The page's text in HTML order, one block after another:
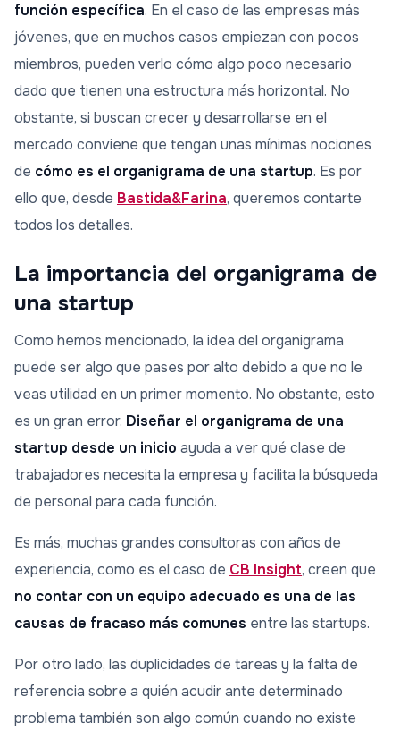
función específica. En el caso de las empresas más
jóvenes, que en muchos casos empiezan con pocos
miembros, pueden verlo cómo algo poco necesario
dado que tienen una estructura más horizontal. No
obstante, si buscan crecer y desarrollarse en el
mercado conviene que tengan unas mínimas nociones
de cómo es el organigrama de una startup. Es por
ello que, desde Bastida&Farina, queremos contarte
todos los detalles.
La importancia del organigrama de
una startup
Como hemos mencionado, la idea del organigrama
puede ser algo que pases por alto debido a que no le
veas utilidad en un primer momento. No obstante, esto
es un gran error. Diseñar el organigrama de una
startup desde un inicio ayuda a ver qué clase de
trabajadores necesita la empresa y facilita la búsqueda
de personal para cada función.
Es más, muchas grandes consultoras con años de
experiencia, como es el caso de CB Insight, creen que
no contar con un equipo adecuado es una de las
causas de fracaso más comunes entre las startups.
Por otro lado, las duplicidades de tareas y la falta de
referencia sobre a quién acudir ante determinado
problema también son algo común cuando no existe